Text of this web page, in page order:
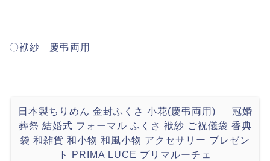
〇袱紗 慶弔両用
日本製ちりめん 金封ふくさ 小花(慶弔両用) 冠婚
葬祭 結婚式 フォーマル ふくさ 袱紗 ご祝儀袋 香典
袋 和雑貨 和小物 和風小物 アクセサリー プレゼン
ト PRIMA LUCE プリマルーチェ